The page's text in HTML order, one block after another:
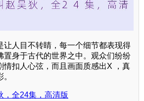
让人目不转睛，每一个细节都表现得
置身于古代的世界之中。观众们纷纷
情扣人心弦，而且画面质感出X ，真
，全24集，高清版